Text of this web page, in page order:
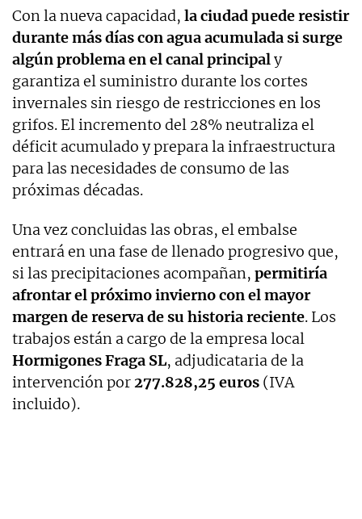
Con la nueva capacidad, la ciudad puede resistir
durante más días con agua acumulada si surge
algún problema en el canal principaly
garantiza el suministro durante los cortes
invernales sin riesgo de restricciones en los
grifos. El incremento del 28% neutraliza el
déficit acumulado y prepara la infraestructura
para las necesidades de consumo de las
próximas décadas.
Una vez concluidas las obras, el embalse
entrará en una fase de llenado progresivo que,
si las precipitaciones acompañan, permitiría
afrontar el próximo invierno con el mayor
margen de reserva de su historia reciente. Los
trabajos están a cargo de la empresa local
Hormigones Fraga SL, adjudicataria de la
intervención por277.828,25 euros (IVA
incluido).